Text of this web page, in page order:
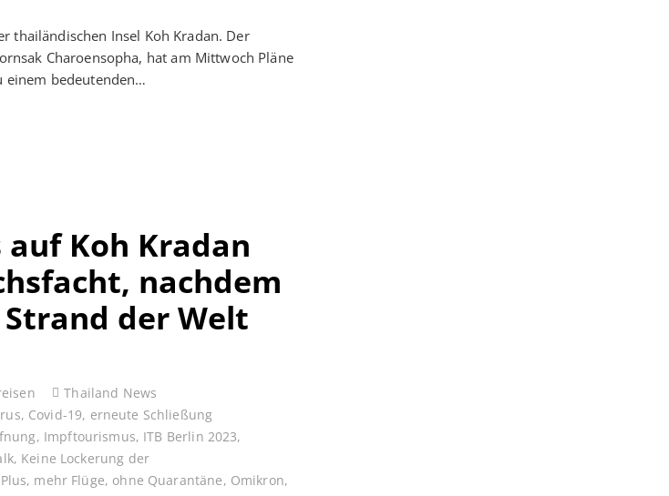
thailändischen Insel Koh Kradan. Der
Charoensopha, hat am Mittwoch Pläne
einem bedeutenden…
Koh Kradan
nachdem
der Welt
Thailand News
, Covid-19, erneute Schließung
, Impftourismus, ITB Berlin 2023,
, Keine Lockerung der
, mehr Flüge, ohne Quarantäne, Omikron,